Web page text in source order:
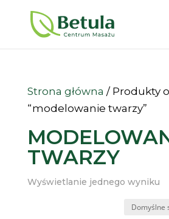
Strona główna / Produkty
“modelowanie twarzy”
TWARZY
Wyświetlanie jednego wyniku